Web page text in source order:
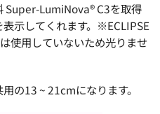
Super-LumiNova® C3を取得
示してくれます。※ECLIPSE
使用していないため光りませ
の13 ~ 21cmになります。